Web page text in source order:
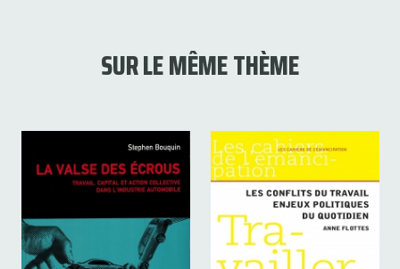
SUR LE MÊME THÈME